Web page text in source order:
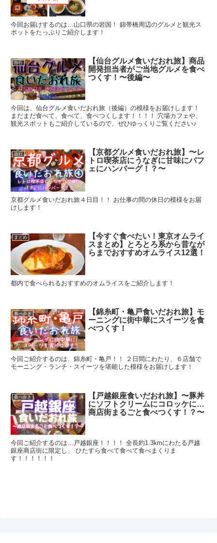
今回お届けするのは…山口県の岩国！ 錦帯橋周辺のグルメと観光ス
ポットをたっぷりご紹介します！
旅行
【仙台グルメ食いだおれ旅】商品
開発担当者がご当地グルメを食べ
つくす！〜後編〜
今回は、仙台グルメ食いだおれ旅（後編）の模様をお届けします！
まだまだ食べて、食べて、食べつくします！！！！ 穴場カフェや、
観光スポットもご紹介しているので、ぜひゆっくりご覧ください♪
旅行
【京都グルメ食いだおれ旅】〜レ
トロ喫茶店にうなぎに甘味にパフ
ェにハンバーグ！？〜
京都グルメ食いだおれ旅４日目！！ お仕事の間の休日の模様をお届
けします！
まとめ
【今すぐ食べたい！東京オムライ
スまとめ】とろとろ系から昔なが
らまでおすすめオムライス12選！
都内で食べられるおすすめのオムライスをご紹介します！
食べ歩き
【錦糸町・亀戸食いだおれ旅】モ
ーニングに街中華にスイーツを食
べつくす！
今回ご紹介するのは、錦糸町・亀戸！！ ２日間にわたり、６店舗で
モーニング・ランチ・スイーツを堪能した模様をお届けします！
食べ歩き
【戸越銀座食いだおれ旅】〜豚丼
にソフトクリームにコロッケに…
商店街まるごと食べつくす！？〜
今回ご紹介するのは…戸越銀座！！！！ 全長約1.3kmにわたる戸越
銀座商店街に限定し、 ひたすら食べて食べて食べまくりま
す！！！！！！